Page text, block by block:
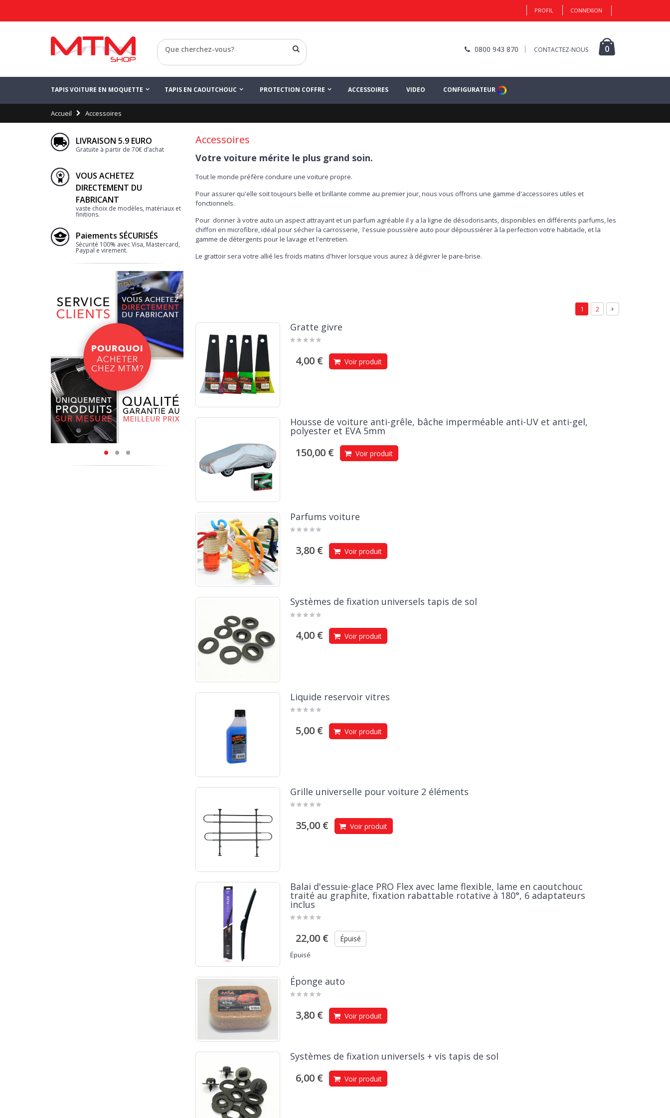
PROFIL CONNEXION
0800 943 870 CONTACTEZ-NOUS 0
Retour
TAPIS VOITURE EN MOQUETTE TAPIS EN CAOUTCHOUC PROTECTION COFFRE ACCESSOIRES VIDEO CONFIGURATEUR
Accueil Accessoires
Accessoires
Votre voiture mérite le plus grand soin.
Tout le monde préfère conduire une voiture propre.
Pour assurer qu'elle soit toujours belle et brillante comme au premier jour, nous vous offrons une gamme d'accessoires utiles et
fonctionnels.
Pour donner à votre auto un aspect attrayant et un parfum agréable il y a la ligne de désodorisants, disponibles en différents parfums, les
chiffon en microfibre, idéal pour sécher la carrosserie, l'essuie poussière auto pour dépoussiérer à la perfection votre habitacle, et la
gamme de détergents pour le lavage et l'entretien.
Le grattoir sera votre allié les froids matins d'hiver lorsque vous aurez à dégivrer le pare-brise.
1 2
Gratte givre
4,00 € Voir produit
Housse de voiture anti-grêle, bâche imperméable anti-UV et anti-gel,
polyester et EVA 5mm
150,00 € Voir produit
Parfums voiture
3,80 € Voir produit
Systèmes de fixation universels tapis de sol
4,00 € Voir produit
Liquide reservoir vitres
5,00 € Voir produit
Grille universelle pour voiture 2 éléments
35,00 € Voir produit
Balai d'essuie-glace PRO Flex avec lame flexible, lame en caoutchouc
traité au graphite, fixation rabattable rotative à 180°, 6 adaptateurs
inclus
22,00 € Épuisé
Épuisé
Éponge auto
3,80 € Voir produit
Systèmes de fixation universels + vis tapis de sol
6,00 € Voir produit
LIVRAISON 5.9 EURO
Gratuite à partir de 70€ d’achat
VOUS ACHETEZ
DIRECTEMENT DU
FABRICANT
vaste choix de modèles, matériaux et
finitions.
Paiements SÉCURISÉS
Sécurité 100% avec Visa, Mastercard,
Paypal e virement.